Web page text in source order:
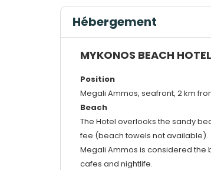
Hébergement
MYKONOS BEACH HOTEL
Position
Megali Ammos, seafront, 2 km
Beach
The Hotel overlooks the sandy
fee (beach towels not available).
Megali Ammos is considered the
cafes and nightlife.